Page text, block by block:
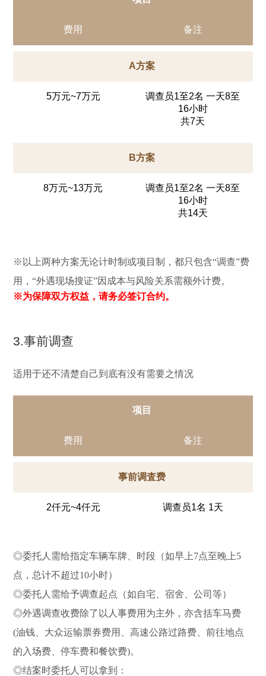
费用 备注
A方案
5万元~7万元
调查员1至2名 一天8至
16小时
共7天
B方案
8万元~13万元
调查员1至2名 一天8至
16小时
共14天
※以上两种方案无论计时制或项目制，都只包含“调查”费
用，“外遇现场搜证”因成本与风险关系需额外计费。
※为保障双方权益，请务必签订合约。
3.事前调查
适用于还不清楚自己到底有没有需要之情况
项目
费用 备注
事前调査费
2仟元~4仟元 调查员1名 1天
◎委托人需给指定车辆车牌、时段（如早上7点至晚上5
点，总计不超过10小时）
◎委托人需给予调查起点（如自宅、宿舍、公司等）
◎外遇调查收费除了以人事费用为主外，亦含括车马费
(油钱、大众运输票券费用、高速公路过路费、前往地点
的入场费、停车费和餐饮费)。
◎结案时委托人可以拿到：